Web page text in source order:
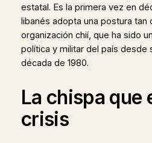
estatal. Es la primera vez en
libanés adopta una postura tan
organización chií, que ha sido
política y militar del país desde
década de 1980.
La chispa que
crisis